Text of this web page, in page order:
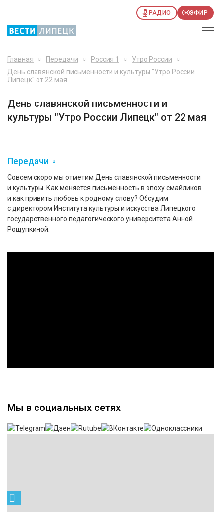
РАДИО ЭФИР
Главная Передачи Россия 1
Утро России
День славянской письменности и культуры "Утро России
Липецк" от 22 мая
День славянской письменности и
культуры "Утро России Липецк" от 22 мая
Передачи
Совсем скоро мы отметим День славянской письменности
и культуры. Как меняется письменность в эпоху смайликов
и как привить любовь к родному слову? Обсудим
с директором Института культуры и искусства Липецкого
государственного педагогического университета Анной
Рощупкиной.
Мы в социальных сетях